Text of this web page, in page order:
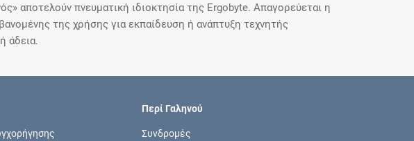
αποτελούν πνευματική ιδιοκτησία της Ergobyte. Απαγορεύεται η
της χρήσης για εκπαίδευση ή ανάπτυξη τεχνητής
άδεια.
Περί Γαληνού
Συνδρομές